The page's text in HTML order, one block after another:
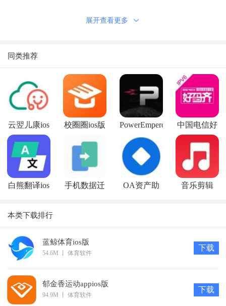
福青春;
大家摆脱痘痘的烦恼!
软件功能
1、都是来自五湖四海的小伙伴，大家可以自由交流和探
讨，帮助彼此改善痘痘情况;
2、专业知识，在线分享，痘痘百科，让你了解长痘和治疗
痘痘的详细情况和步骤;
3、百万痘友，齐心战痘，分享自己的战痘过程和经验，学
到日常治痘小知识!
知识点，还能和其他用户一起交流互动，了解各种治痘的小技
巧，并且平台上还入驻专业的医生专家，实时分享各种专业的治
这里不仅能够和其他用户一起交流治疗痘痘的小知识，还有
更多权威皮肤科医生在线发帖，专业治痘知识，让你轻松摆脱痘
展开查看更多
同类推荐
云翌儿康ios
版
校圈圈ios版
PowerEmperor
ios版
中国电信好
码齐ios版
白熊翻译ios
手机数据迁
OA资产助
音乐剪辑
本类下载排行
蓝鲸体育ios版
54.6M 体育软件
下载
郁金香运动appios版
94.9M 体育软件
下载